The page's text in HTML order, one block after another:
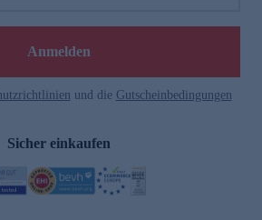
Anmelden
und die Gutscheinbedingungen
Sicher einkaufen